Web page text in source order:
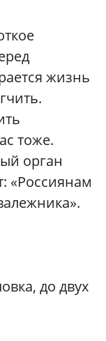
жизнь
тоже.
орган
«Россиянам
до двух